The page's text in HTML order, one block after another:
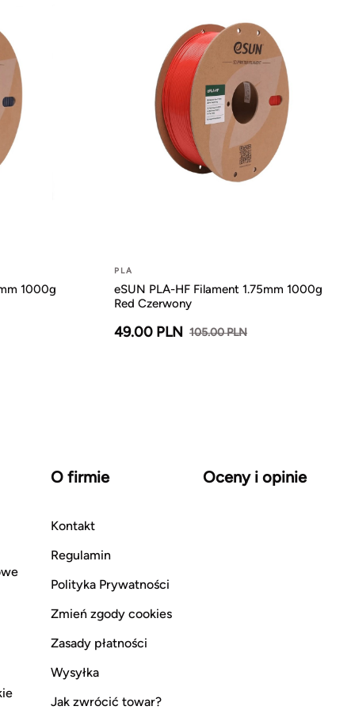
1000g
PLA
eSUN PLA-HF Filament 1.75mm 1000g
Red Czerwony
49.00 PLN 105.00 PLN
O firmie
Kontakt
Regulamin
Polityka Prywatności
Zmień zgody cookies
Zasady płatności
Wysyłka
Jak zwrócić towar?
Oceny i opinie